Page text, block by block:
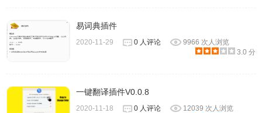
易词典插件
2020-11-29 0 人评论
9966 次人浏览
3.0 分
一键翻译插件V0.0.8
2020-11-18 0 人评论
12039 次人浏览